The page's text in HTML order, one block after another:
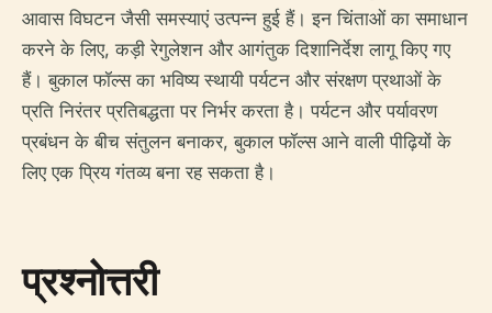
आवास विघटन जैसी समस्याएं उत्पन्न हुई हैं। इन चिंताओं का समाधान
करने के लिए, कड़ी रेगुलेशन और आगंतुक दिशानिर्देश लागू किए गए
हैं। बुकाल फॉल्स का भविष्य स्थायी पर्यटन और संरक्षण प्रथाओं के
प्रति निरंतर प्रतिबद्धता पर निर्भर करता है। पर्यटन और पर्यावरण
प्रबंधन के बीच संतुलन बनाकर, बुकाल फॉल्स आने वाली पीढ़ियों के
लिए एक प्रिय गंतव्य बना रह सकता है।
प्रश्नोत्तरी